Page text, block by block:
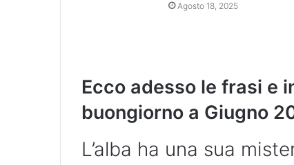
Agosto 18, 2025
Ecco adesso le frasi e
buongiorno a Giugno
L’alba ha una sua